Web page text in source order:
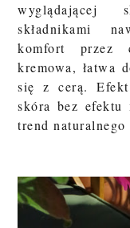
wyglądającej
składnikami
komfort przez
kremowa, łatwa
się z cerą.
skóra bez
trend naturalnego